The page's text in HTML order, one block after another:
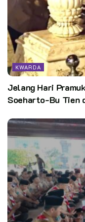
“Sebagai entitas
Pramuka perlu belajar
menjadi tonggak
tatanan post-
berkeadilan,” ujar Ka
Kak Sultan Hamengku
seminar UNDP yang
ditarik sebuah
berbagai skill dan
keterampilan digital
yang mendukung
membentuk inkubator
“Pepatah kuno
hal yang sulit bagi
KWARDA
Jelang Hari
Soeharto-Bu Tien